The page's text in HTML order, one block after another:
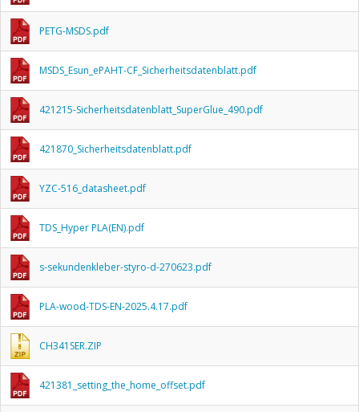
PETG-MSDS.pdf
MSDS_Esun_ePAHT-CF_Sicherheitsdatenblatt.pdf
421215-Sicherheitsdatenblatt_SuperGlue_490.pdf
421870_Sicherheitsdatenblatt.pdf
YZC-516_datasheet.pdf
TDS_Hyper PLA(EN).pdf
s-sekundenkleber-styro-d-270623.pdf
PLA-wood-TDS-EN-2025.4.17.pdf
CH341SER.ZIP
421381_setting_the_home_offset.pdf